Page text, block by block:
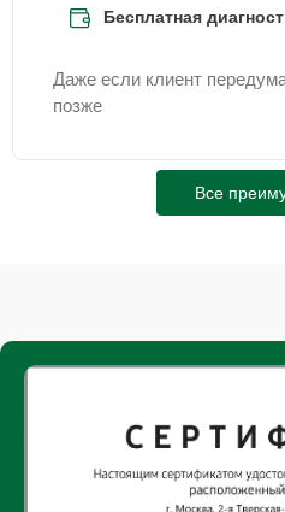
Бесплатная
Даже если клиент
позже
Все